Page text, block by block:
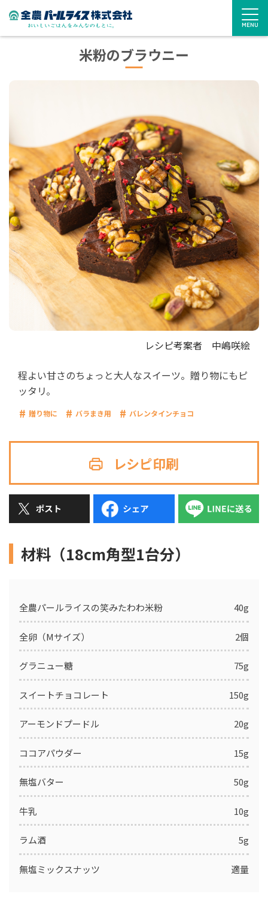
MENU
米粉のブラウニー
レシピ考案者 中嶋咲絵
程よい甘さのちょっと大人なスイーツ。贈り物にもピ
ッタリ。
贈り物に バラまき用 バレンタインチョコ
レシピ印刷
材料（18cm角型1台分）
全農パールライスの笑みたわわ米粉 40g
全卵（Mサイズ） 2個
グラニュー糖 75g
スイートチョコレート 150g
アーモンドプードル 20g
ココアパウダー 15g
無塩バター 50g
牛乳 10g
ラム酒 5g
無塩ミックスナッツ 適量